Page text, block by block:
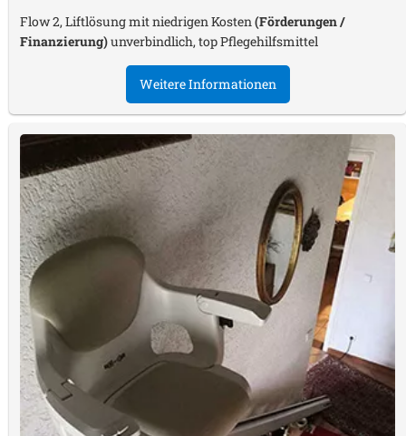
Flow 2, Liftlösung mit niedrigen Kosten (Förderungen /
Finanzierung)unverbindlich, top Pflegehilfsmittel
Weitere Informationen